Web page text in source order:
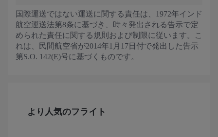
国際運送ではない運送に関する責任は、1972年インド
航空運送法第8条に基づき、時々発出される告示で定
められた責任に関する規則および制限に従います。こ
れは、民間航空省が2014年1月17日付で発出した告示
第S.O. 142(E)号に基づくものです。
より人気のフライト